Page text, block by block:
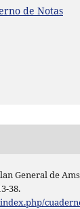
de Notas
General de
38.